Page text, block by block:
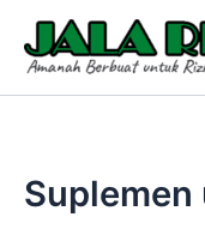
konten